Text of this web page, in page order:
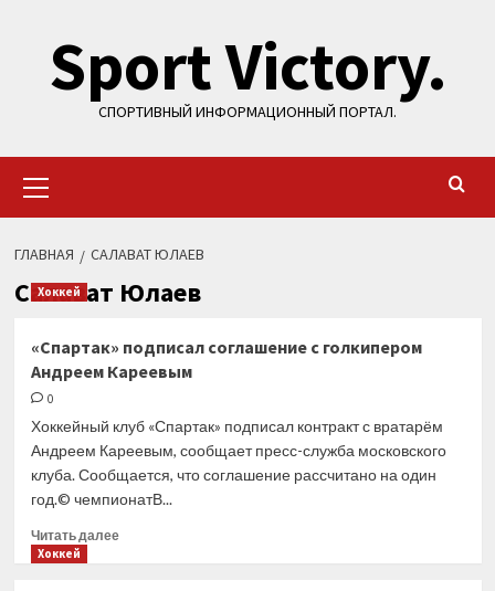
содержимому
Sport Victory.
СПОРТИВНЫЙ ИНФОРМАЦИОННЫЙ ПОРТАЛ.
меню
ГЛАВНАЯ САЛАВАТ ЮЛАЕВ
Салават Юлаев
Хоккей
«Спартак» подписал соглашение с голкипером
Андреем Кареевым
0
Хоккейный клуб «Спартак» подписал контракт с вратарём
Андреем Кареевым, сообщает пресс-служба московского
клуба. Сообщается, что соглашение рассчитано на один
год.© чемпионатВ...
Читать далееПрочитать
Хоккей